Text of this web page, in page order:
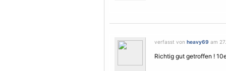
verfasst von heavy69 am
Richtig gut getroffen !